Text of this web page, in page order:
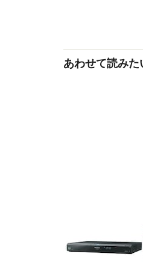
あわせて読みた